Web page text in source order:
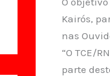
Kairós,
nas
“O TCE/
parte